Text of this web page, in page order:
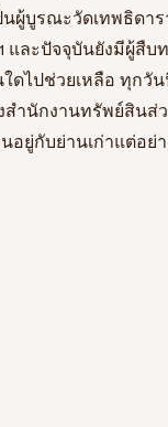
ผู้บูรณะวัดเทพธิดา
และปัจจุบันยังมีผู้สื
ดไปช่วยเหลือ ทุก
ำนักงานทรัพย์สินส่
ยู่กับย่านเก่าแต่อย่า